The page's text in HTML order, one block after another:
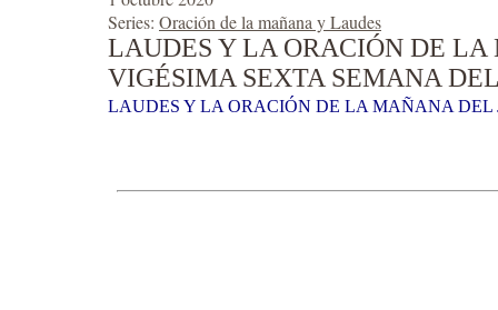
Series: Oración de la mañana y Laudes
LAUDES Y LA ORACIÓN DE LA
VIGÉSIMA SEXTA SEMANA
LAUDES Y LA ORACIÓN DE LA MAÑANA DEL